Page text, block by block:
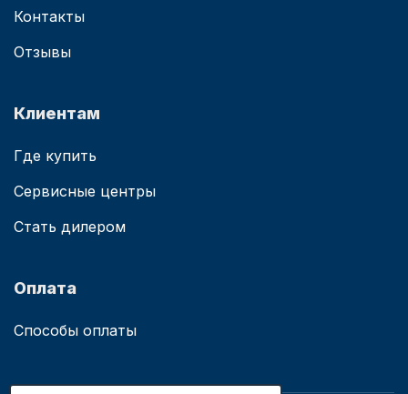
Контакты
Отзывы
Клиентам
Где купить
Сервисные центры
Стать дилером
Оплата
Способы оплаты